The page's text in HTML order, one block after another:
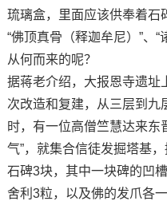
琉璃盒，里面应该供奉着石
“佛顶真骨（释迦牟尼）”、
从何而来的呢？
据蒋老介绍，大报恩寺遗址
次改造和复建，从三层到九
时，有一位高僧竺慧达来东
气”，就集合信徒发掘塔基
石碑3块，其中一块碑的凹
舍利3粒，以及佛的发爪各